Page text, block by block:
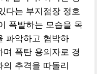
다는 부지점장 정호
폭발하는 모습을 목
파악하고 협박하
폭탄 용의자로 경
추격을 따돌리